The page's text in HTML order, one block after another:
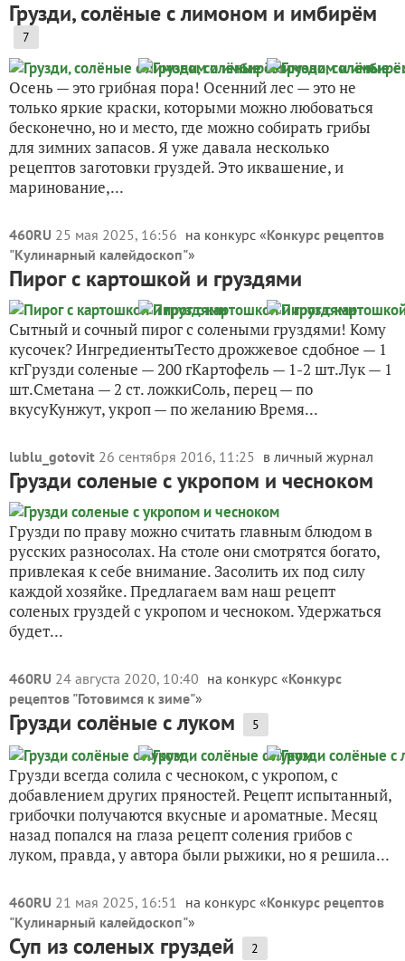
Грузди, солёные с лимоном и имбирём
7
Осень — это грибная пора! Осенний лес — это не
только яркие краски, которыми можно любоваться
бесконечно, но и место, где можно собирать грибы
для зимних запасов. Я уже давала несколько
рецептов заготовки груздей. Это иквашение, и
маринование,...
460RU 25 мая 2025, 16:56 на конкурс «Конкурс рецептов
"Кулинарный калейдоскоп"»
Пирог с картошкой и груздями
Сытный и сочный пирог с солеными груздями! Кому
кусочек? ИнгредиентыТесто дрожжевое сдобное — 1
кгГрузди соленые — 200 гКартофель — 1-2 шт.Лук — 1
шт.Сметана — 2 ст. ложкиСоль, перец — по
вкусуКунжут, укроп — по желанию Время...
lublu_gotovit 26 сентября 2016, 11:25 в личный журнал
Грузди соленые с укропом и чесноком
Грузди по праву можно считать главным блюдом в
русских разносолах. На столе они смотрятся богато,
привлекая к себе внимание. Засолить их под силу
каждой хозяйке. Предлагаем вам наш рецепт
соленых груздей с укропом и чесноком. Удержаться
будет...
460RU 24 августа 2020, 10:40 на конкурс «Конкурс
рецептов "Готовимся к зиме"»
Грузди солёные с луком 5
Грузди всегда солила с чесноком, с укропом, с
добавлением других пряностей. Рецепт испытанный,
грибочки получаются вкусные и ароматные. Месяц
назад попался на глаза рецепт соления грибов с
луком, правда, у автора были рыжики, но я решила...
460RU 21 мая 2025, 16:51 на конкурс «Конкурс рецептов
"Кулинарный калейдоскоп"»
Суп из соленых груздей 2